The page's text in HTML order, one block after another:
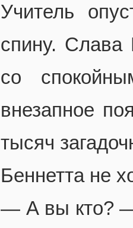
Учитель
спину. Слава
со
внезапное
тысяч
Беннетта не
— А вы кто? —